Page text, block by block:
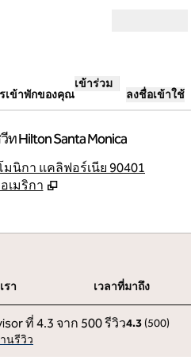
เข้าพักของคุณ
เข้าร่วม
ลงชื่อเข้าใช้
Hilton Santa Monica
นิกา แคลิฟอร์เนีย 90401
เมริกา
รา
เวลาที่มาถึง
4.3 (500)
นรีวิว